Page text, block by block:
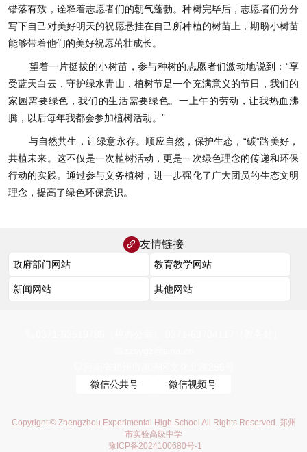
错落有致，诠释着志愿者们的朝气蓬勃。种树完毕后，志愿者们分分
写下自己对美好明天的祝愿悬挂在自己所种植的树苗上，期盼小树苗
能够带着他们的美好祝愿茁壮成长。
望着一片挺拔的小树苗，参与种树的志愿者们激动地说到：“享
受蓝天白云，守护绿水青山，植树节是一个充满意义的节日，我们的
家园需要绿色，我们的生活需要绿色。一上午的劳动，让我热血沸
腾，以后每年我都会参加植树活动。”
与自然共生，让绿意永存。顺应自然，保护生态，“碳”路美好，
共植未来。这不仅是一次植树活动，更是一次绿色理念的传递和环保
行动的实践。通过参与义务植树，进一步强化了广大团员的生态文明
理念，提高了绿色环保意识。
友情链接
微信公共号
微信视频号
Copyright © Zhengzhou Experimental High School All Rights Reserved. 郑州
市实验高级中学
豫ICP备2024100680号-1